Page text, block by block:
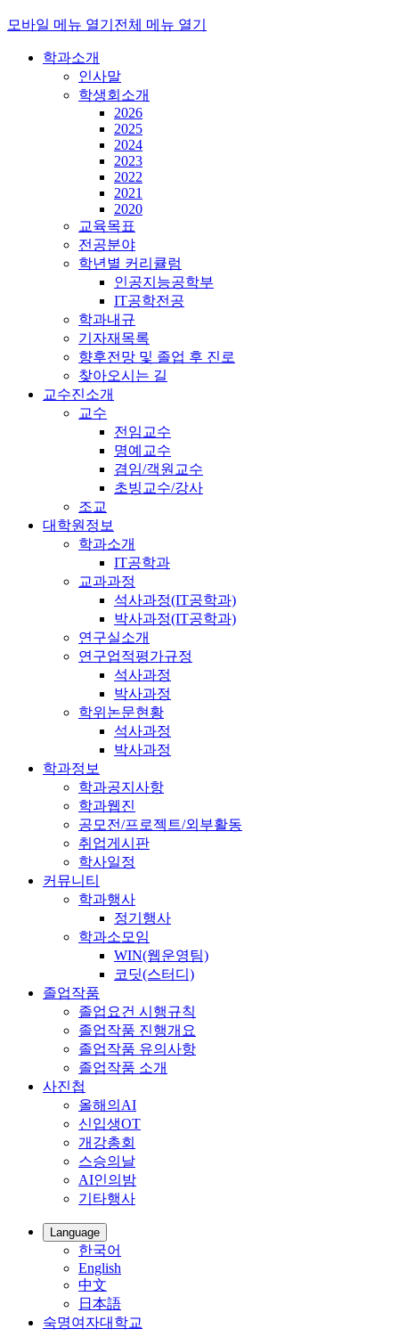
모바일 메뉴 열기 전체 메뉴 열기
학과소개
인사말
학생회소개
2026
2025
2024
2023
2022
2021
2020
교육목표
전공분야
학년별 커리큘럼
인공지능공학부
IT공학전공
학과내규
기자재목록
향후전망 및 졸업 후 진로
찾아오시는 길
교수진소개
교수
전임교수
명예교수
겸임/객원교수
초빙교수/강사
조교
대학원정보
학과소개
IT공학과
교과과정
석사과정(IT공학과)
박사과정(IT공학과)
연구실소개
연구업적평가규정
석사과정
박사과정
학위논문현황
석사과정
박사과정
학과정보
학과공지사항
학과웹진
공모전/프로젝트/외부활동
취업게시판
학사일정
커뮤니티
학과행사
정기행사
학과소모임
WIN(웹운영팀)
코딧(스터디)
졸업작품
졸업요건 시행규칙
졸업작품 진행개요
졸업작품 유의사항
졸업작품 소개
사진첩
올해의AI
신입생OT
개강총회
스승의날
AI인의밤
기타행사
Language
한국어
English
中文
日本語
숙명여자대학교